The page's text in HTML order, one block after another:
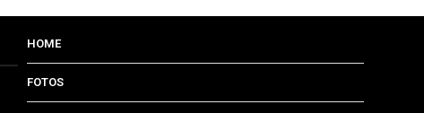
HOME
FOTOS